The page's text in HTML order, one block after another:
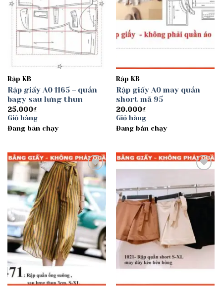
Rập KB
Rập giấy A0 1165 – quần
bagy sau lưng thun
25.000₫
Giỏ hàng
Đang bán chạy
Rập KB
Rập giấy A0 may quần
short mã 95
20.000₫
Giỏ hàng
Đang bán chạy
Add to
wishlist
wishlist